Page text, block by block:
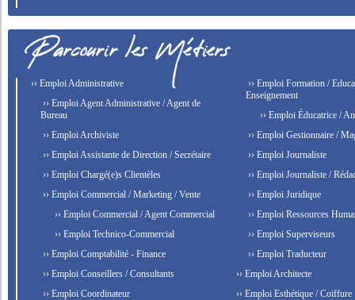
›› Emploi Administrative
›› Emploi Agent Administrative / Agent de
Bureau
›› Emploi Archiviste
›› Emploi Assistante de Direction / Secrétaire
›› Emploi Chargé(e)s Clientèles
›› Emploi Commercial / Marketing / Vente
›› Emploi Commercial / Agent Commercial
›› Emploi Technico-Commercial
›› Emploi Comptabilité - Finance
›› Emploi Conseillers / Consultants
›› Emploi Coordinateur
›› Emploi Formation /
Enseignement
›› Emploi Éducatrice /
›› Emploi Gestionnaire /
›› Emploi Journaliste
›› Emploi Journaliste /
›› Emploi Juridique
›› Emploi Ressources
›› Emploi Superviseurs
›› Emploi Traducteur
›› Emploi Architecte
›› Emploi Esthétique / Coiffure